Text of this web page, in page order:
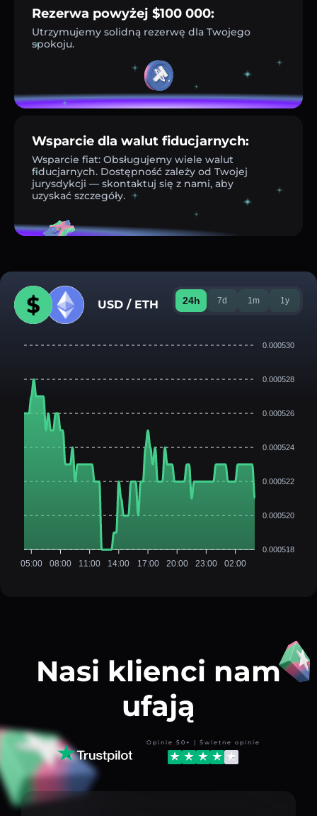
Rezerwa powyżej $100 000:
Utrzymujemy solidną rezerwę dla Twojego
spokoju.
Wsparcie dla walut fiducjarnych:
Wsparcie fiat: Obsługujemy wiele walut
fiducjarnych. Dostępność zależy od Twojej
jurysdykcji — skontaktuj się z nami, aby
uzyskać szczegóły.
USD / ETH 24h 7d 1m 1y
0.000530
0.000528
0.000526
0.000524
0.000522
0.000520
0.000518
05:00 08:00 11:00 14:00 17:00 20:00 23:00 02:00
Nasi klienci nam
ufają
Opinie 50+ | Świetne opinie